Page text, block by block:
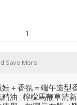
Save More
娃＋香氛＝端午造型
油 : 檸檬馬鞭草清